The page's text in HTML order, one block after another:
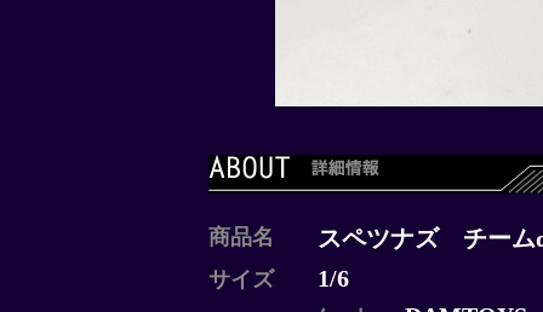
商品名 スペツナズ チーム
サイズ 1/6